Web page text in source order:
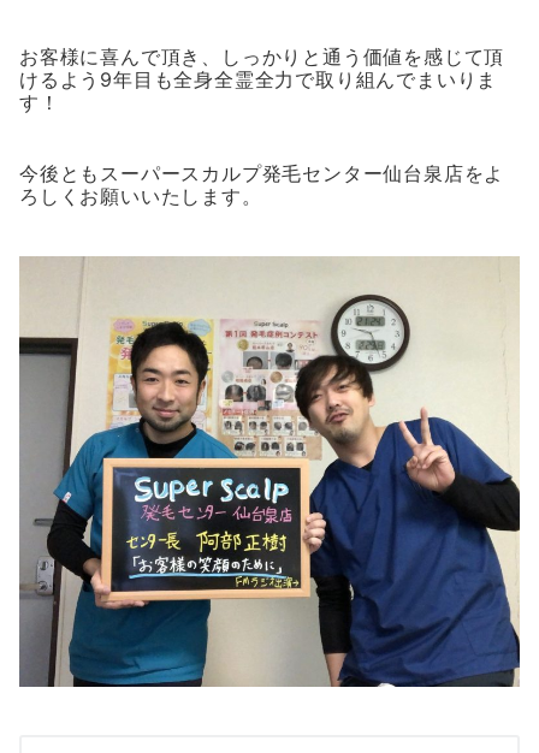
お客様に喜んで頂き、しっかりと通う価値を感じて頂
けるよう9年目も全身全霊全力で取り組んでまいりま
す！
今後ともスーパースカルプ発毛センター仙台泉店をよ
ろしくお願いいたします。